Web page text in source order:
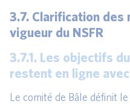
3.7. Clarification des
vigueur du NSFR
3.7.1. Les objectifs
restent en ligne
Le comité de Bâle définit